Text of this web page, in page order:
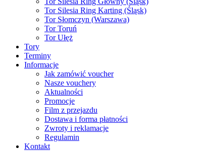
Tor Silesia Ring Karting (Śląsk)
Tor Słomczyn (Warszawa)
Tor Toruń
Tor Ułęż
Tory
Terminy
Informacje
Jak zamówić voucher
Nasze vouchery
Aktualności
Promocje
Film z przejazdu
Dostawa i forma płatności
Zwroty i reklamacje
Regulamin
Kontakt